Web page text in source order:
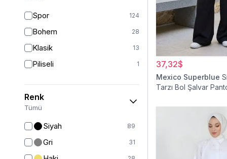
Ferace 126
Kap & Pardesü
Trençkot
Hırka
Spor 124
Bohem 28
Klasik 13
Piliseli 1
Renk
Tümü
Siyah 89
Gri 31
37,32$
Mexico Superblue
Tarzı Bol Şalvar